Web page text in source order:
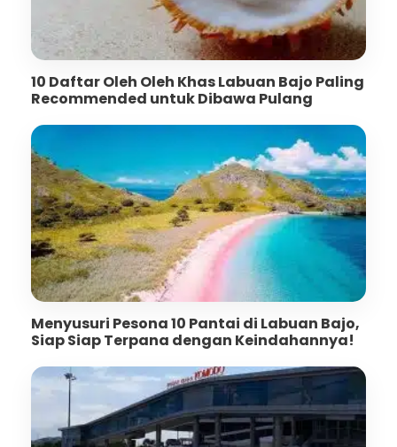
10 Daftar Oleh Oleh Khas Labuan Bajo Paling
Recommended untuk Dibawa Pulang
Menyusuri Pesona 10 Pantai di Labuan Bajo,
Siap Siap Terpana dengan Keindahannya!